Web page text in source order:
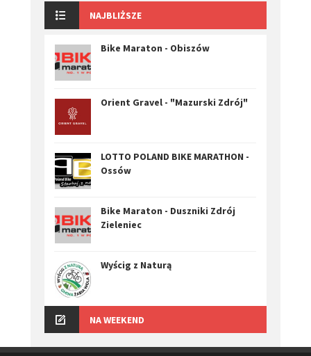
NAJBLIŻSZE
Bike Maraton - Obiszów
Orient Gravel - "Mazurski Zdrój"
LOTTO POLAND BIKE MARATHON -
Ossów
Bike Maraton - Duszniki Zdrój
Zieleniec
Wyścig z Naturą
NA WEEKEND